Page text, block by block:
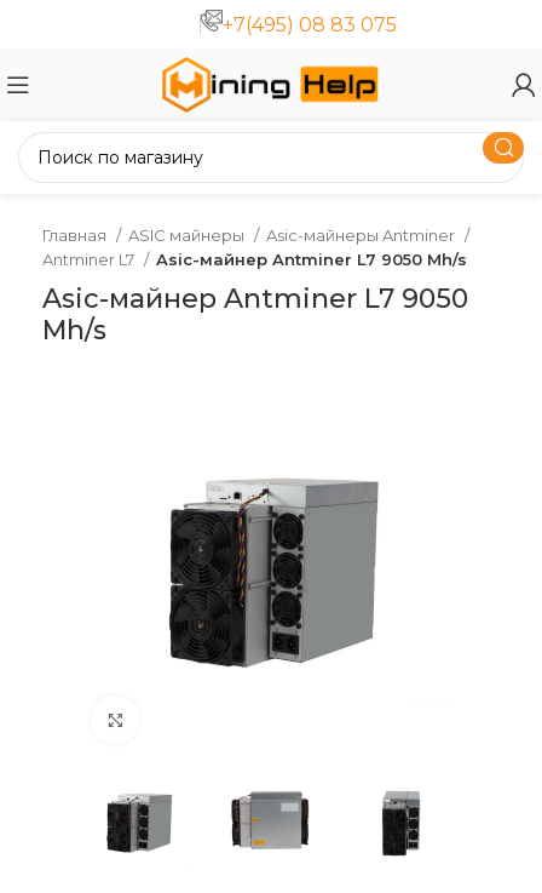
+7(495) 08 83 075
Главная ASIC майнеры
Asic-майнеры Antminer
Antminer L7
Asic-майнер Antminer L7 9050 Mh/s
Asic-майнер Antminer L7 9050
Mh/s